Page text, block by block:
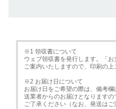
※1 領収書について
ウェブ領収書を発行します。「
ご案内いたしますので、印刷の上
※2 お届け日について
お届け日をご希望の際は、備考
送業者からのお届けとなります
ご了承ください（なお、発送は